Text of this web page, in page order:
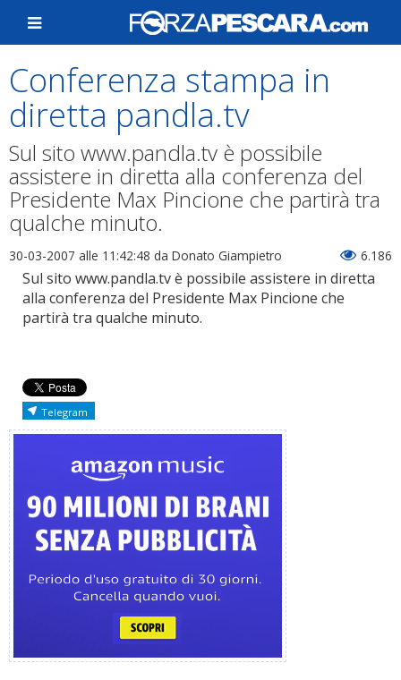
Conferenza stampa in
diretta pandla.tv
Sul sito www.pandla.tv è possibile
assistere in diretta alla conferenza del
Presidente Max Pincione che partirà tra
qualche minuto.
30-03-2007 alle 11:42:48 da Donato Giampietro 6.186
Sul sito www.pandla.tv è possibile assistere in diretta
alla conferenza del Presidente Max Pincione che
partirà tra qualche minuto.
Telegram